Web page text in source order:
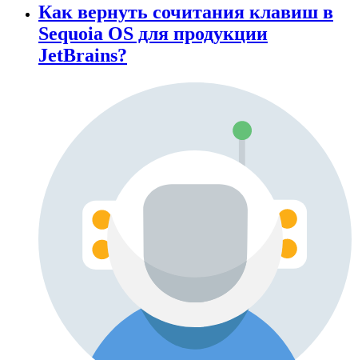
Как вернуть сочитания клавиш в
Sequoia OS для продукции
JetBrains?